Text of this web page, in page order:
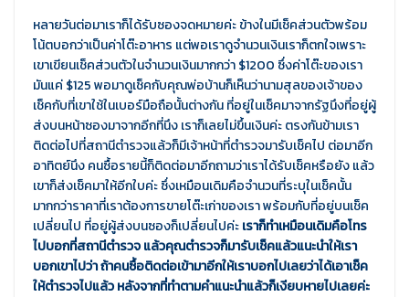
หลายวันต่อมาเราก็ได้รับซองจดหมายค่ะ ข้างในมีเช็คส่วนตัวพร้อม
โน้ตบอกว่าเป็นค่าโต๊ะอาหาร แต่พอเราดูจำนวนเงินเราก็ตกใจเพราะ
เขาเขียนเช็คส่วนตัวในจำนวนเงินมากกว่า $1200 ซึ่งค่าโต๊ะของเรา
มันแค่ $125 พอมาดูเช็คกับคุณพ่อบ้านก็เห็นว่านามสุลของเจ้าของ
เช็คกับที่เขาใช้ในเบอร์มือถือนั้นต่างกัน ที่อยู่ในเช็คมาจากรัฐนึงที่อยู่ผู้
ส่งบนหน้าซองมาจากอีกที่นึง เราก็เลยไม่ขึ้นเงินค่ะ ตรงกันข้ามเรา
ติดต่อไปที่สถานีตำรวจแล้วก็มีเจ้าหน้าที่ตำรวจมารับเช็คไป ต่อมาอีก
อาทิตย์นึง คนซื้อรายนี้ก็ติดต่อมาอีกถามว่าเราได้รับเช็คหรือยัง แล้ว
เขาก็ส่งเช็คมาให้อีกใบค่ะ ซึ่งเหมือนเดิมคือจำนวนที่ระบุในเช็คนั้น
มากกว่าราคาที่เราต้องการขายโต๊ะเก่าของเรา พร้อมกับที่อยู่บนเช็ค
เปลี่ยนไป ที่อยู่ผู้ส่งบนซองก็เปลี่ยนไปค่ะเราก็ทำเหมือนเดิมคือโทร
ไปบอกที่สถานีตำรวจ แล้วคุณตำรวจก็มารับเช็คแล้วแนะนำให้เรา
บอกเขาไปว่า ถ้าคนซื้อติดต่อเข้ามาอีกให้เราบอกไปเลยว่าได้เอาเช็ค
ให้ตำรวจไปแล้ว หลังจากที่ทำตามคำแนะนำแล้วก็เงียบหายไปเลยค่ะ